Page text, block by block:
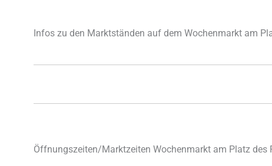
Infos zu den Marktständen auf dem Wochenmarkt am
Öffnungszeiten/Marktzeiten Wochenmarkt am Platz des